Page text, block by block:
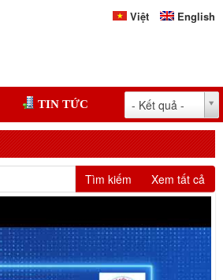
Việt English
TIN TỨC - Kết quả -
Tìm kiếm Xem tất cả